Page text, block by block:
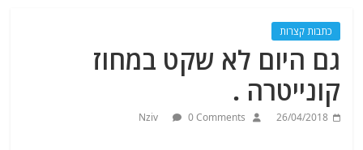
כתבות קצרות
גם היום לא שקט במחוז
קונייטרה .
26/04/2018
Nziv 0 Comments